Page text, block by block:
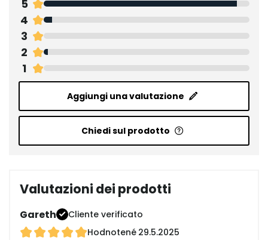
5
4
3
2
1
Aggiungi una valutazione
Chiedi sul prodotto
Valutazioni dei prodotti
Gareth
Cliente verificato
Hodnotené 29.5.2025